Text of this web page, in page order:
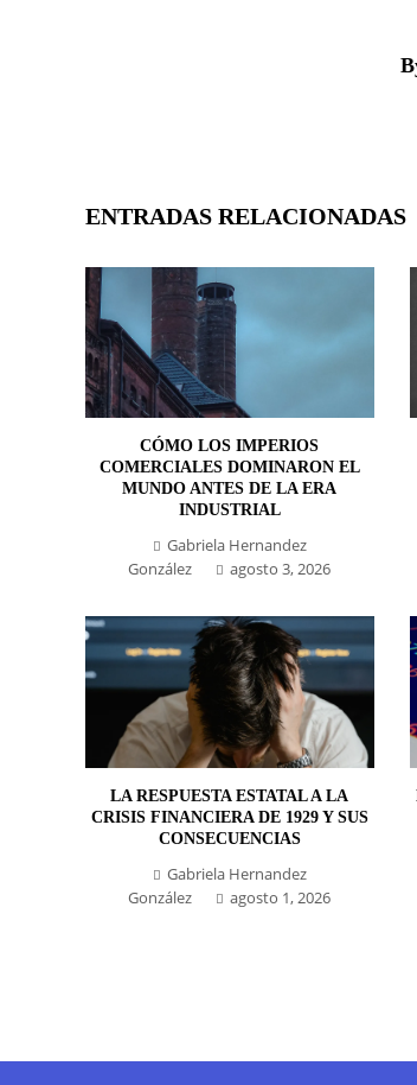
ENTRADAS RELACIONADAS
CÓMO LOS IMPERIOS
COMERCIALES DOMINARON EL
MUNDO ANTES DE LA ERA
INDUSTRIAL
Gabriela Hernandez
González
agosto 3, 2026
LA RESPUESTA ESTATAL A LA
CRISIS FINANCIERA DE 1929 Y SUS
CONSECUENCIAS
Gabriela Hernandez
González
agosto 1, 2026